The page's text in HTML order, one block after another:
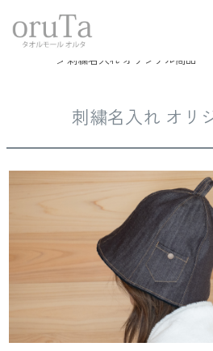
トップページ
刺繍名入れ オリジナル商品
刺繍名入れ オリ